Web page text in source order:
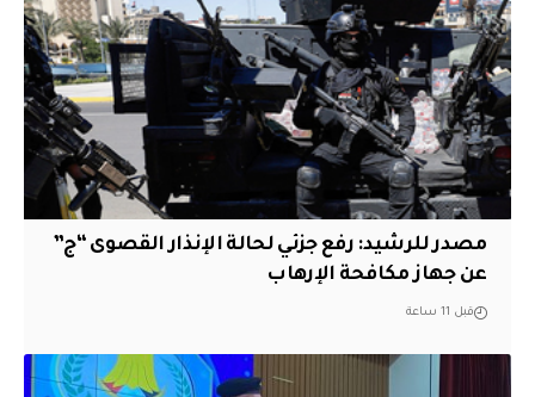
مصدر للرشيد: رفع جزئي لحالة الإنذار القصوى “ج”
عن جهاز مكافحة الإرهاب
قبل 11 ساعة